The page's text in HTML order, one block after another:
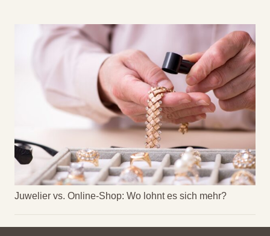
Juwelier vs. Online-Shop: Wo lohnt es sich mehr?